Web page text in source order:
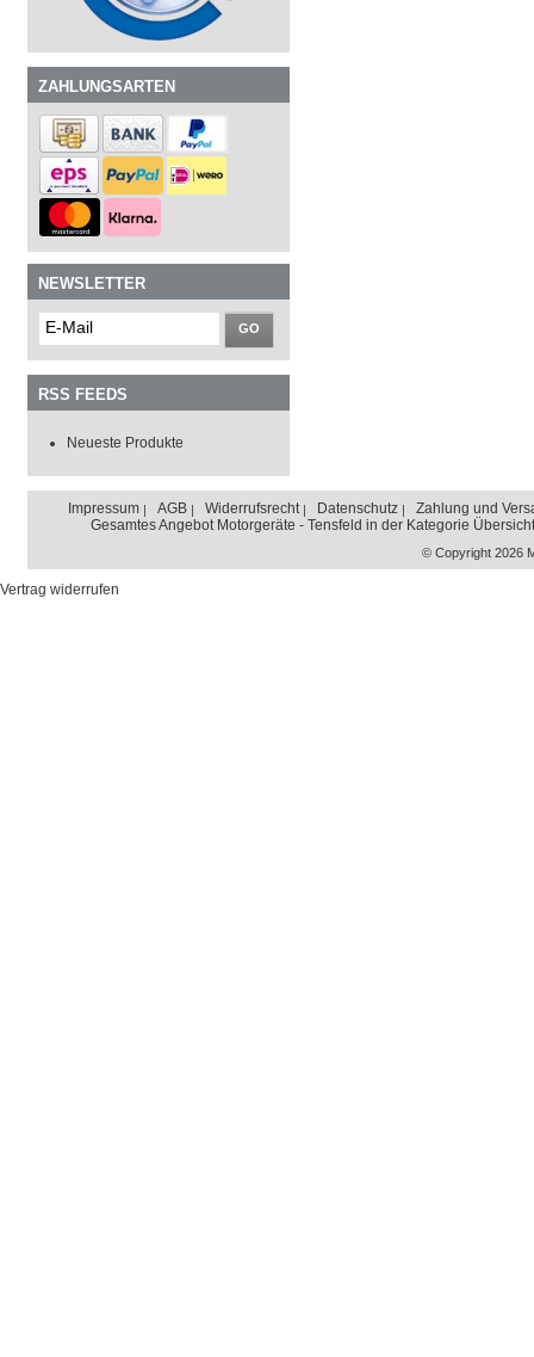
ZAHLUNGSARTEN
NEWSLETTER
GO
RSS FEEDS
Neueste Produkte
Impressum AGB Widerrufsrecht Datenschutz
Zahlung und
Gesamtes Angebot Motorgeräte - Tensfeld in der Kategorie Übersicht
© Copyright 2026
Vertrag widerrufen